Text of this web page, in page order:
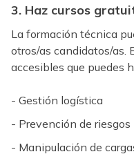
3. Haz cursos
La formación técnica
otros/as candidatos/as.
accesibles que puedes
- Gestión logística
- Prevención de riesgos
- Manipulación de